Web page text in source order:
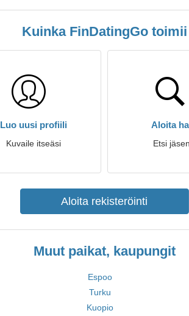
Kuinka FinDatingGo toimii
Luo uusi profiili
Kuvaile itseäsi
Aloita
Etsi
Aloita rekisteröinti
Muut paikat, kaupungit
Espoo
Turku
Kuopio